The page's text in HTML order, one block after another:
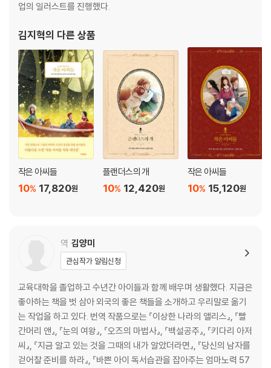
업의 일러스트를 진행했다.
김지혁의 다른 상품
작은 아씨들
17,820원
10%
플랜더스의 개
12,420원
10%
작은 아씨들
15,120원
10%
역 김양미
관심작가 알림신청
교육대학을 졸업하고 수년간 아이들과 함께 배우며 생활했다. 지금은
좋아하는 책을 벗 삼아 외국의 좋은 책들을 소개하고 우리말로 옮기
는 작업을 하고 있다. 번역 작품으로는 『이상한 나라의 앨리스』, 『빨
간머리 앤』, 『눈의 여왕』, 『오즈의 마법사』, 『백설공주』, 『키다리 아저
씨』, 『지금 알고 있는 것을 그때의 내가 알았더라면』, 『당신의 남자를
걷어찰 준비를 하라』, 『바쁜 아이 독서습관을 잡아주는 엄마노력 57